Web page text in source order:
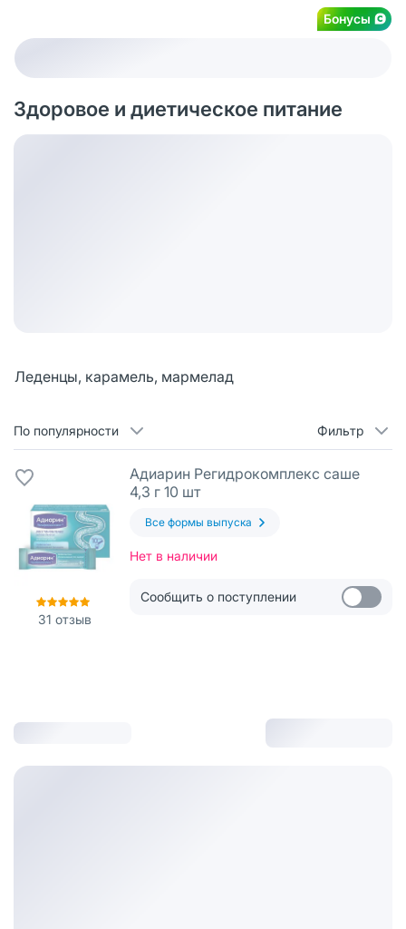
Бонусы
Здоровое и диетическое питание
Леденцы, карамель, мармелад
По популярности Фильтр
31 отзыв
Адиарин Регидрокомплекс саше
4,3 г 10 шт
Все формы выпуска
Нет в наличии
Сообщить о поступлении